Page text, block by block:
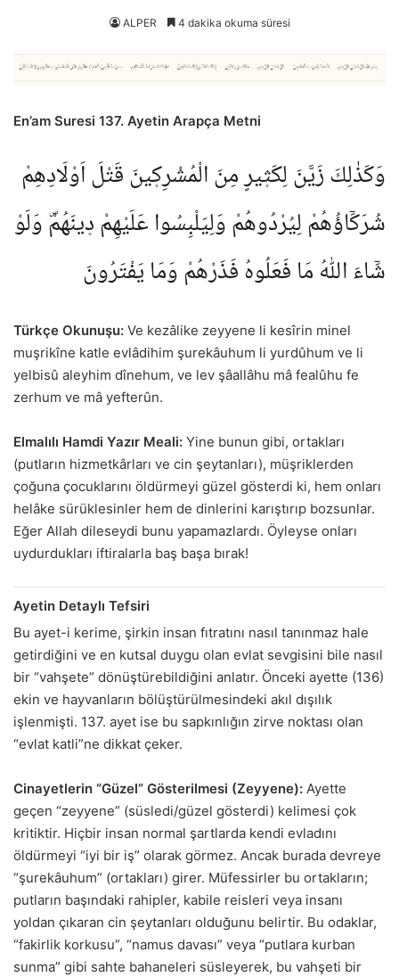
ALPER 4 dakika okuma süresi
En’am Suresi 137. Ayetin Arapça Metni
وَكَذٰلِكَ زَيَّنَ لِكَث۪يرٍ مِنَ الْمُشْرِك۪ينَ قَتْلَ اَوْلَادِهِمْ
شُرَكَٓاؤُهُمْ لِيُرْدُوهُمْ وَلِيَلْبِسُوا عَلَيْهِمْ د۪ينَهُمْۜ وَلَوْ
شَٓاءَ اللّٰهُ مَا فَعَلُوهُ فَذَرْهُمْ وَمَا يَفْتَرُونَ
Türkçe Okunuşu: Ve kezâlike zeyyene li kesîrin minel
muşrikîne katle evlâdihim şurekâuhum li yurdûhum ve li
yelbisû aleyhim dînehum, ve lev şâallâhu mâ fealûhu fe
zerhum ve mâ yefterûn.
Elmalılı Hamdi Yazır Meali: Yine bunun gibi, ortakları
(putların hizmetkârları ve cin şeytanları), müşriklerden
çoğuna çocuklarını öldürmeyi güzel gösterdi ki, hem onları
helâke sürüklesinler hem de dinlerini karıştırıp bozsunlar.
Eğer Allah dileseydi bunu yapamazlardı. Öyleyse onları
uydurdukları iftiralarla baş başa bırak!
Ayetin Detaylı Tefsiri
Bu ayet-i kerime, şirkin insan fıtratını nasıl tanınmaz hale
getirdiğini ve en kutsal duygu olan evlat sevgisini bile nasıl
bir “vahşete” dönüştürebildiğini anlatır. Önceki ayette (136)
ekin ve hayvanların bölüştürülmesindeki akıl dışılık
işlenmişti. 137. ayet ise bu sapkınlığın zirve noktası olan
“evlat katli”ne dikkat çeker.
Cinayetlerin “Güzel” Gösterilmesi (Zeyyene): Ayette
geçen “zeyyene” (süsledi/güzel gösterdi) kelimesi çok
kritiktir. Hiçbir insan normal şartlarda kendi evladını
öldürmeyi “iyi bir iş” olarak görmez. Ancak burada devreye
“şurekâuhum” (ortakları) girer. Müfessirler bu ortakların;
putların başındaki rahipler, kabile reisleri veya insanı
yoldan çıkaran cin şeytanları olduğunu belirtir. Bu odaklar,
“fakirlik korkusu”, “namus davası” veya “putlara kurban
sunma” gibi sahte bahaneleri süsleyerek, bu vahşeti bir